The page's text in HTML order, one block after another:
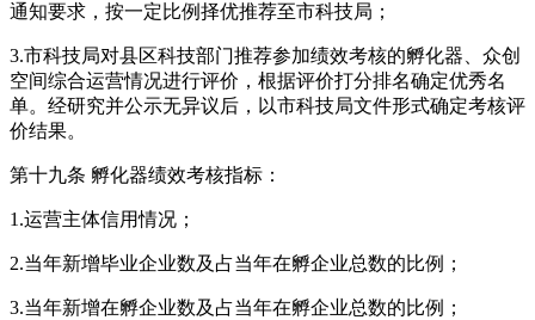
通知要求，按一定比例择优推荐至市科技局；
3.市科技局对县区科技部门推荐参加绩效考核的孵化器、众创
空间综合运营情况进行评价，根据评价打分排名确定优秀名
单。经研究并公示无异议后，以市科技局文件形式确定考核评
价结果。
第十九条 孵化器绩效考核指标：
1.运营主体信用情况；
2.当年新增毕业企业数及占当年在孵企业总数的比例；
3.当年新增在孵企业数及占当年在孵企业总数的比例；